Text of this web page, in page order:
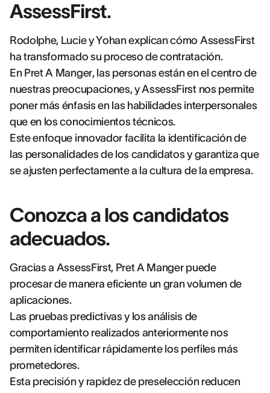
AssessFirst.
Rodolphe, Lucie y Yohan explican cómo AssessFirst
ha transformado su proceso de contratación.
En Pret A Manger, las personas están en el centro de
nuestras preocupaciones, y AssessFirst nos permite
poner más énfasis en las habilidades interpersonales
que en los conocimientos técnicos.
Este enfoque innovador facilita la identificación de
las personalidades de los candidatos y garantiza que
se ajusten perfectamente a la cultura de la empresa.
Conozca a los candidatos
adecuados.
Gracias a AssessFirst, Pret A Manger puede
procesar de manera eficiente un gran volumen de
aplicaciones.
Las pruebas predictivas y los análisis de
comportamiento realizados anteriormente nos
permiten identificar rápidamente los perfiles más
prometedores.
Esta precisión y rapidez de preselección reducen